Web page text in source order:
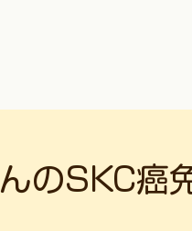
のSKC癌